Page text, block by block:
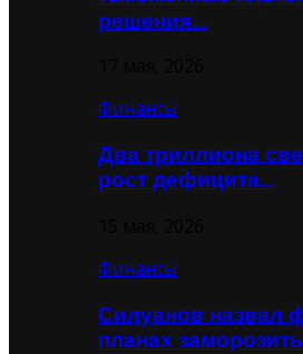
решения…
Финансы
Два триллиона
рост дефицита…
Финансы
Силуанов назвал
планах